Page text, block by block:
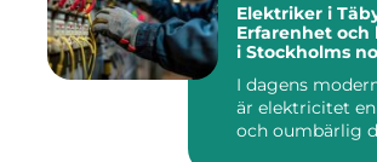
Elektriker i
Erfarenhet och
i Stockholms
I dagens
är elektricitet
och oumbärlig